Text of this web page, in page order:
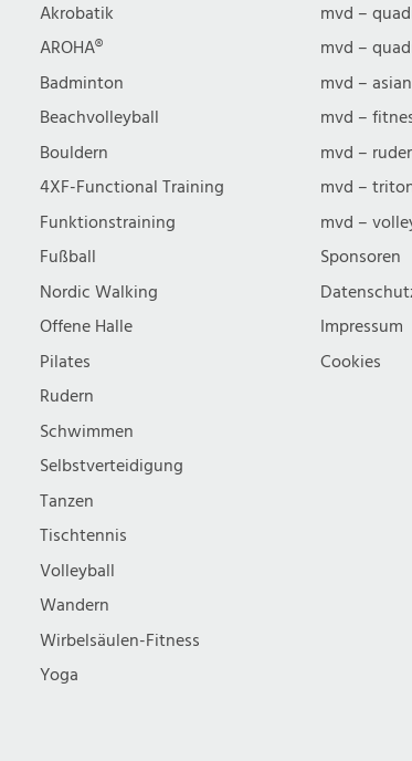
Akrobatik
AROHA®
Badminton
Beachvolleyball
Bouldern
4XF-Functional Training
Funktionstraining
Fußball
Nordic Walking
Offene Halle
Pilates
Rudern
Schwimmen
Selbstverteidigung
Tanzen
Tischtennis
Volleyball
Wandern
Wirbelsäulen-Fitness
Yoga
mvd –
mvd –
mvd –
mvd –
mvd –
mvd –
mvd –
Sponsoren
Impressum
Cookies